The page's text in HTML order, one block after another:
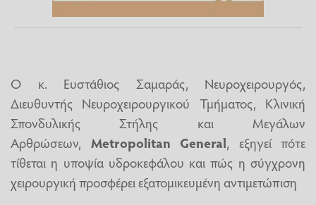
Ο κ. Ευστάθιος Σαμαράς, Νευροχειρουργός,
Διευθυντής Νευροχειρουργικού Τμήματος, Κλινική
Σπονδυλικής Στήλης και Μεγάλων
Αρθρώσεων, Metropolitan General, εξηγεί πότε
τίθεται η υποψία υδροκεφάλου και πώς η σύγχρονη
χειρουργική προσφέρει εξατομικευμένη αντιμετώπιση